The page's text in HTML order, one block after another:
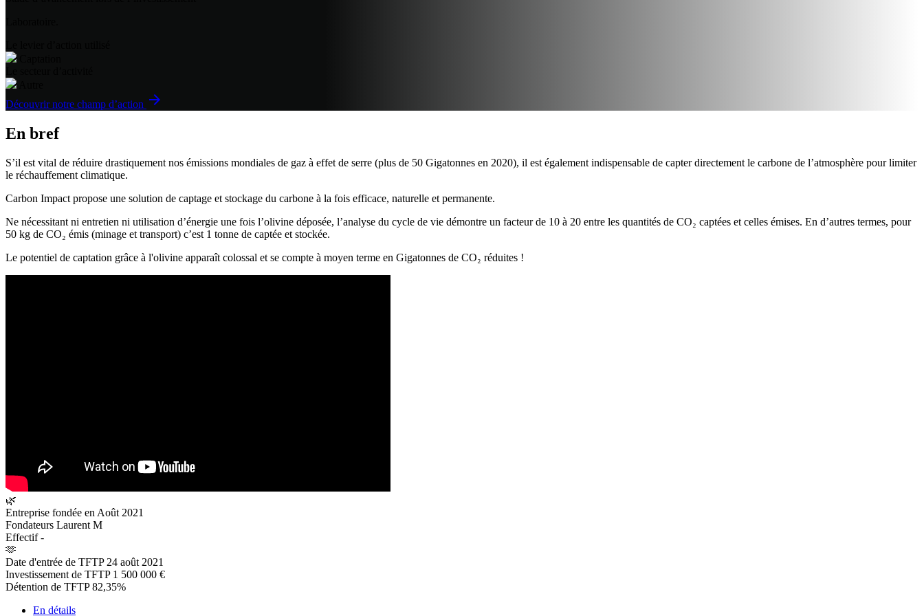
Découvrir notre champ d’action arrow_forward
En bref
S’il est vital de réduire drastiquement nos émissions mondiales de gaz à effet de serre (plus de 50 Gigatonnes en 2020), il est également indispensable de capter directement le carbone de l’atmosphère pour limiter
le réchauffement climatique.
Carbon Impact propose une solution de captage et stockage du carbone à la fois efficace, naturelle et permanente.
Ne nécessitant ni entretien ni utilisation d’énergie une fois l’olivine déposée, l’analyse du cycle de vie démontre un facteur de 10 à 20 entre les quantités de CO₂ captées et celles émises. En d’autres termes, pour
50 kg de CO₂ émis (minage et transport) c’est 1 tonne de captée et stockée.
Le potentiel de captation grâce à l'olivine apparaît colossal et se compte à moyen terme en Gigatonnes de CO₂ réduites !
🌿
Entreprise fondée en Août 2021
Fondateurs Laurent M
Effectif -
🫶
Date d'entrée de TFTP 24 août 2021
Investissement de TFTP 1 500 000 €
Détention de TFTP 82,35%
En détails